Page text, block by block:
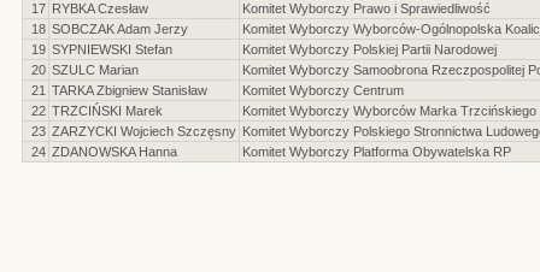
17 RYBKA Czesław
Komitet Wyborczy Prawo i Sprawiedliwość
18 SOBCZAK Adam Jerzy
Komitet Wyborczy Wyborców-Ogólnopolska
19 SYPNIEWSKI Stefan
Komitet Wyborczy Polskiej Partii Narodowej
20 SZULC Marian
Komitet Wyborczy Samoobrona Rzeczpospolitej
21 TARKA Zbigniew Stanisław
Komitet Wyborczy Centrum
22 TRZCIŃSKI Marek
Komitet Wyborczy Wyborców Marka Trzcińskiego
23 ZARZYCKI Wojciech Szczęsny Komitet Wyborczy Polskiego Stronnictwa
24 ZDANOWSKA Hanna Komitet Wyborczy Platforma Obywatelska RP